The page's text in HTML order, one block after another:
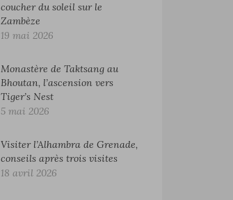
coucher du soleil sur le
Zambèze
19 mai 2026
Monastère de Taktsang au
Bhoutan, l’ascension vers
Tiger’s Nest
5 mai 2026
Visiter l’Alhambra de Grenade,
conseils après trois visites
18 avril 2026